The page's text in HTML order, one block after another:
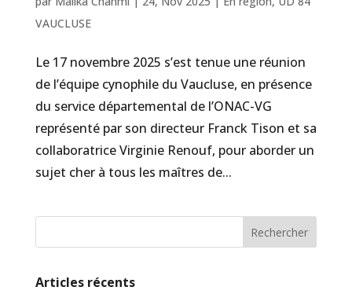
VAUCLUSE
Le 17 novembre 2025 s’est tenue une réunion
de l’équipe cynophile du Vaucluse, en présence
du service départemental de l’ONAC-VG
représenté par son directeur Franck Tison et sa
collaboratrice Virginie Renouf, pour aborder un
sujet cher à tous les maîtres de...
Rechercher
Articles récents